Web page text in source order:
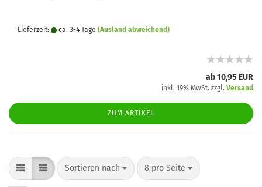
Lieferzeit: ca. 3-4 Tage (Ausland abweichend)
ab 10,95 EUR
inkl. 19% MwSt. zzgl. Versand
ZUM ARTIKEL
Sortieren nach
Sortieren nach 8 pro Seite
pro Seite